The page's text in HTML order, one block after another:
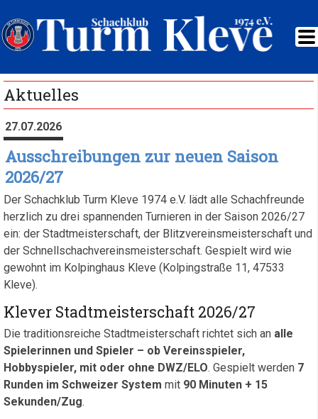
Aktuelles
27.07.2026
Ausschreibungen zur neuen Saison
2026/27
Der Schachklub Turm Kleve 1974 e.V. lädt alle Schachfreunde
herzlich zu drei spannenden Turnieren in der Saison 2026/27
ein: der Stadtmeisterschaft, der Blitzvereinsmeisterschaft und
der Schnellschachvereinsmeisterschaft. Gespielt wird wie
gewohnt im Kolpinghaus Kleve (Kolpingstraße 11, 47533
Kleve).
Klever Stadtmeisterschaft 2026/27
Die traditionsreiche Stadtmeisterschaft richtet sich an alle
Spielerinnen und Spieler – ob Vereinsspieler,
Hobbyspieler, mit oder ohne DWZ/ELO. Gespielt werden 7
Runden im Schweizer System mit 90 Minuten + 15
Sekunden/Zug.